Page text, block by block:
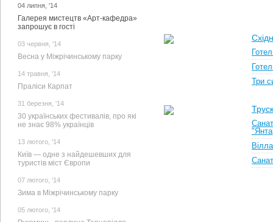
04 липня, '14
Галерея мистецтв «Арт-кафедра»
запрошує в гості
03 червня, '14
Весна у Міжрічинському парку
14 травня, '14
Праліси Карпат
31 березня, '14
30 українських фестивалів, про які
не знає 98% українців
13 лютого, '14
Київ — одне з найдешевших для
туристів міст Європи
07 лютого, '14
Зима в Міжрічинському парку
05 лютого, '14
Три